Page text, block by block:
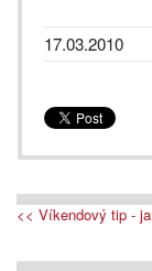
17.03.2010
<< Víkendový tip -